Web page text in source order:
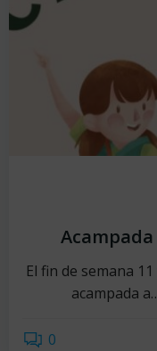
El fin de semana
acampada
0